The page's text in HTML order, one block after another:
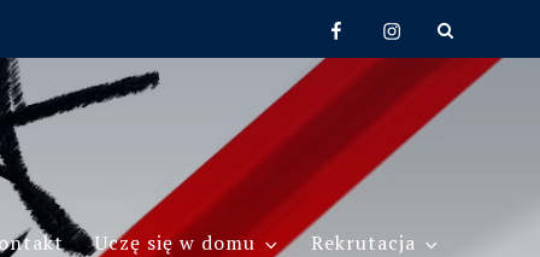
FacebookInstagram
Uczę się w domu Rekrutacja